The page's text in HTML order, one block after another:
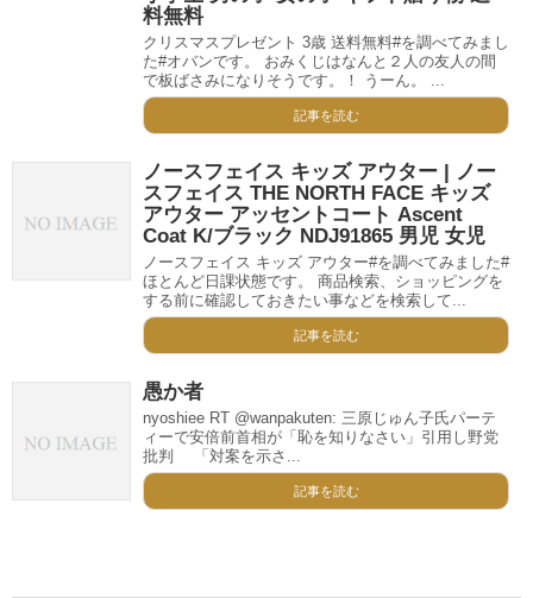
料無料
クリスマスプレゼント 3歳 送料無料#を調べてみまし
た#オバンです。 おみくじはなんと２人の友人の間
で板ばさみになりそうです。！ うーん。 ...
記事を読む
ノースフェイス キッズ アウター | ノー
スフェイス THE NORTH FACE キッズ
アウター アッセントコート Ascent
Coat K/ブラック NDJ91865 男児 女児
ノースフェイス キッズ アウター#を調べてみました#
ほとんど日課状態です。 商品検索、ショッピングを
する前に確認しておきたい事などを検索して...
記事を読む
愚か者
nyoshiee RT @wanpakuten: 三原じゅん子氏パーテ
ィーで安倍前首相が「恥を知りなさい」引用し野党
批判 「対案を示さ...
記事を読む